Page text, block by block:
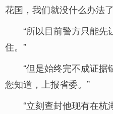
花国，我们就没什么办法
“所以目前警方只能
住。”
“但是始终完不成证
您知道，上报省委。”
“立刻查封他现有在杭